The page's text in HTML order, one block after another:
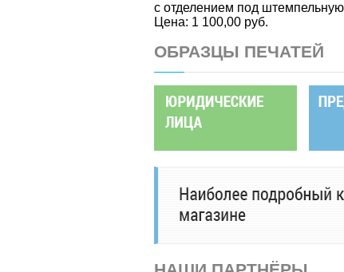
с отделением под
Цена: 1 100,00 руб.
ОБРАЗЦЫ ПЕЧАТЕЙ